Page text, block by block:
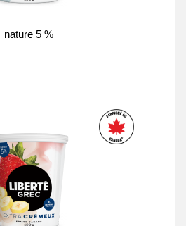
nature 5 %